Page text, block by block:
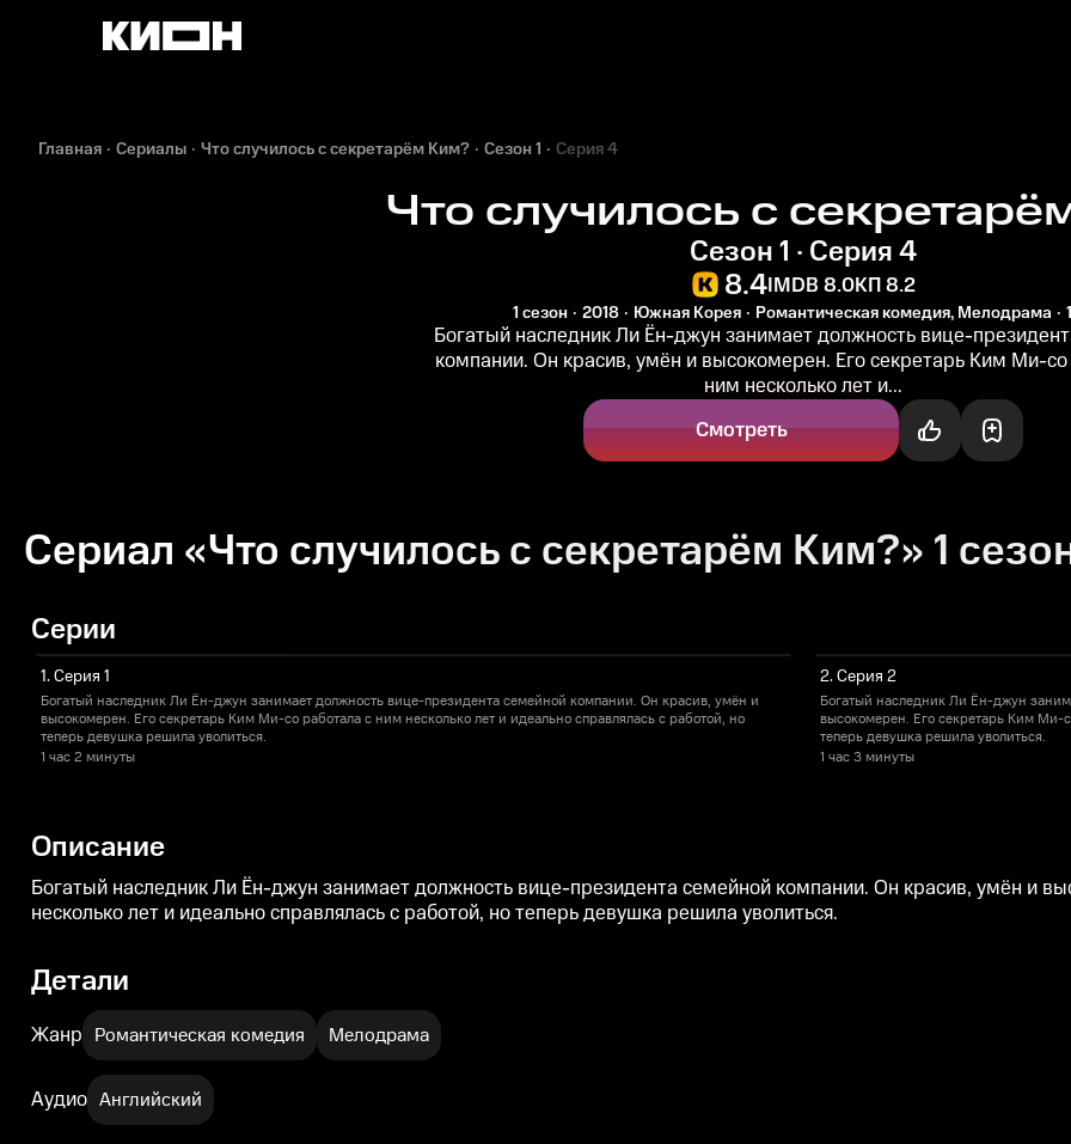
Главная Сериалы Что случилось с секретарём Ким? Сезон 1 Серия 4
Что случилось с
Сезон 1 · Серия 4
8.4IMDB 8.0КП 8.2
1 сезон 2018 Южная Корея Романтическая комедия, Мелодрама
Богатый наследник Ли Ён-джун занимает должность вице-
компании. Он красив, умён и высокомерен. Его секретарь Ким Ми-со
ним несколько лет и...
Смотреть
Сериал «Что случилось с секретарём Ким?» 1
Серии
1. Серия 1
Богатый наследник Ли Ён-джун занимает должность вице-президента семейной компании. Он красив, умён и
высокомерен. Его секретарь Ким Ми-со работала с ним несколько лет и идеально справлялась с работой, но
теперь девушка решила уволиться.
1 час2 минуты
2. Серия 2
Богатый наследник Ли Ён-джун
высокомерен. Его секретарь Ким Ми-
теперь девушка решила уволиться.
1 час3 минуты
Описание
Богатый наследник Ли Ён-джун занимает должность вице-президента семейной компании. Он красив, умён и
несколько лет и идеально справлялась с работой, но теперь девушка решила уволиться.
Детали
Жанр Романтическая комедия Мелодрама
Аудио Английский